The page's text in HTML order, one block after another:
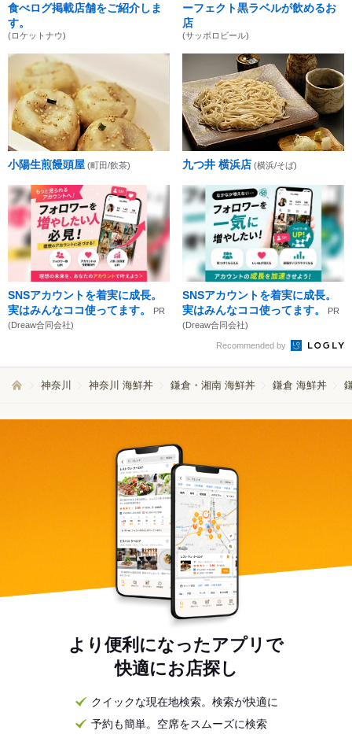
食べログ掲載店舗をご紹介しま
す。
(ロケットナウ)
ーフェクト黒ラベルが飲めるお
店
(サッポロビール)
小陽生煎饅頭屋 (町田/飲茶) 九つ井 横浜店 (横浜/そば)
SNSアカウントを着実に成長。
実はみんなココ使ってます。
PR
(Dreaw合同会社)
SNSアカウントを着実に成長。
実はみんなココ使ってます。
PR
(Dreaw合同会社)
Recommended by
神奈川 神奈川 海鮮丼 鎌倉・湘南 海鮮丼 鎌倉 海鮮丼
より便利になったアプリで
快適にお店探し
クイックな現在地検索。検索が快適に
予約も簡単。空席をスムーズに検索